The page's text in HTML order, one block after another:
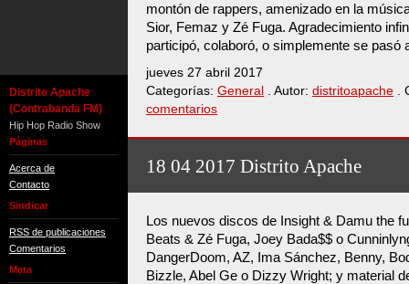
Distrito Apache
(Contrabanda FM)
Hip Hop Radio Show
Páginas
Acerca de
Contacto
Sindicar
RSS de publicaciones
Comentarios
Meta
montón de rappers, amenizado en la
Sior, Femaz y Zé Fuga. Agradecimiento
participó, colaboró, o simplemente se
jueves 27 abril 2017
Categorías: General . Autor: distritoapache .
comentarios
18 04 2017 Distrito Apache
Los nuevos discos de Insight & Damu the
Beats & Zé Fuga, Joey Bada$$ o
DangerDoom, AZ, Ima Sánchez, Benny,
Bizzle, Abel Ge o Dizzy Wright; y material